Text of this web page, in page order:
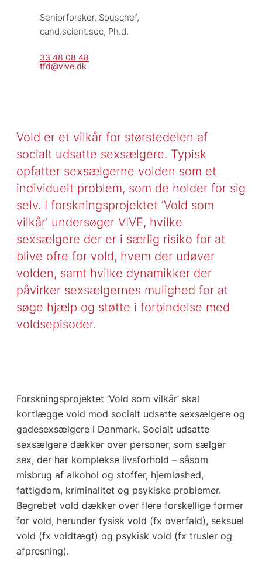
Seniorforsker, Souschef,
cand.scient.soc, Ph.d.
33 48 08 48
tfd@vive.dk
Vold er et vilkår for størstedelen af
socialt udsatte sexsælgere. Typisk
opfatter sexsælgerne volden som et
individuelt problem, som de holder for sig
selv. I forskningsprojektet ’Vold som
vilkår’ undersøger VIVE, hvilke
sexsælgere der er i særlig risiko for at
blive ofre for vold, hvem der udøver
volden, samt hvilke dynamikker der
påvirker sexsælgernes mulighed for at
søge hjælp og støtte i forbindelse med
voldsepisoder.
Forskningsprojektet ’Vold som vilkår’ skal
kortlægge vold mod socialt udsatte sexsælgere og
gadesexsælgere i Danmark. Socialt udsatte
sexsælgere dækker over personer, som sælger
sex, der har komplekse livsforhold – såsom
misbrug af alkohol og stoffer, hjemløshed,
fattigdom, kriminalitet og psykiske problemer.
Begrebet vold dækker over flere forskellige former
for vold, herunder fysisk vold (fx overfald), seksuel
vold (fx voldtægt) og psykisk vold (fx trusler og
afpresning).